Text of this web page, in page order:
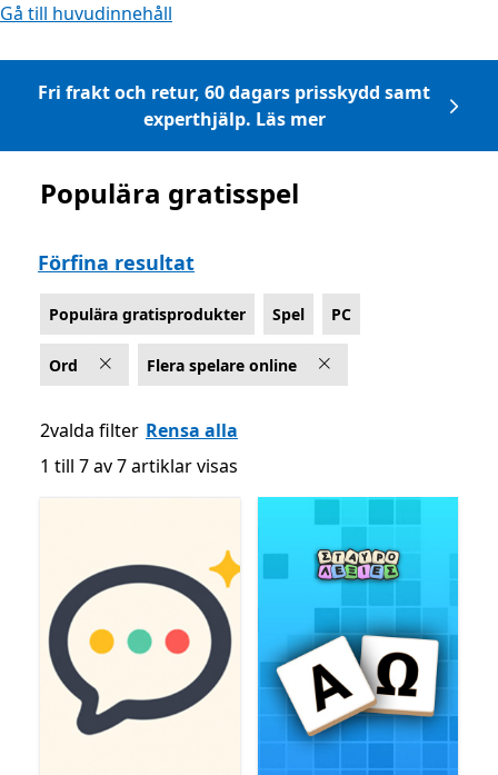
Gå till huvudinnehåll
Fri frakt och retur, 60 dagars prisskydd samt
experthjälp. Läs mer
Lista Microsoft.com
Populära gratisspel
Förfina resultat
Populära gratisprodukter Spel PC
Ord Flera spelare online
2valda filter Rensa alla
1 till 7 av 7 artiklar visas
1 till 7 av 7 artiklar visas